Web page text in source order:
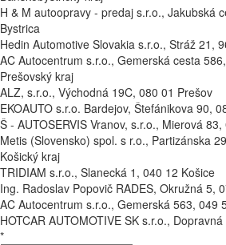
H & M autoopravy - predaj s.r.o., Jakubská
Bystrica
Hedin Automotive Slovakia s.r.o., Stráž 21,
AC Autocentrum s.r.o., Gemerská cesta
Prešovský kraj
ALZ, s.r.o., Východná 19C, 080 01 Prešov
EKOAUTO s.r.o. Bardejov, Štefánikova 90,
Š - AUTOSERVIS Vranov, s.r.o., Mierová
Metis (Slovensko) spol. s r.o., Partizánska
Košický kraj
TRIDIAM s.r.o., Slanecká 1, 040 12 Košice
Ing. Radoslav Popovič RADES, Okružná 5,
AC Autocentrum s.r.o., Gemerská 563, 049
HOTCAR AUTOMOTIVE SK s.r.o.,
*